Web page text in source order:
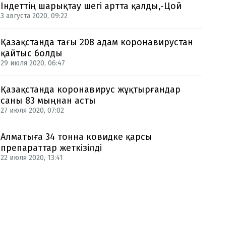
Індеттің шарықтау шегі артта қалды,-Цой
3 августа 2020, 09:22
Қазақстанда тағы 208 адам коронавирустан
қайтыс болды
29 июля 2020, 06:47
Қазақстанда коронавирус жұқтырғандар
саны 83 мыңнан асты
27 июля 2020, 07:02
Алматыға 34 тонна ковидке қарсы
препараттар жеткізілді
22 июля 2020, 13:41